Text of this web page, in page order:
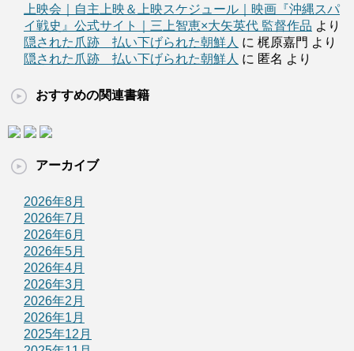
上映会｜自主上映＆上映スケジュール｜映画『沖縄スパ
イ戦史』公式サイト｜三上智恵×大矢英代 監督作品 より
隠された爪跡 払い下げられた朝鮮人 に 梶原嘉門 より
隠された爪跡 払い下げられた朝鮮人 に 匿名 より
おすすめの関連書籍
アーカイブ
2026年8月
2026年7月
2026年6月
2026年5月
2026年4月
2026年3月
2026年2月
2026年1月
2025年12月